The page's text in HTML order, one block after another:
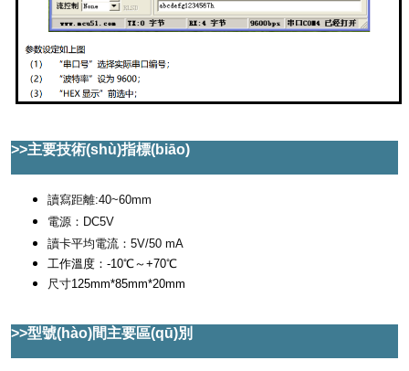
>>主要技術(shù)指標(biāo)
讀寫距離:40~60mm
電源：DC5V
讀卡平均電流：5V/50 mA
工作溫度：-10℃～+70℃
尺寸125mm*85mm*20mm
>>型號(hào)間主要區(qū)別